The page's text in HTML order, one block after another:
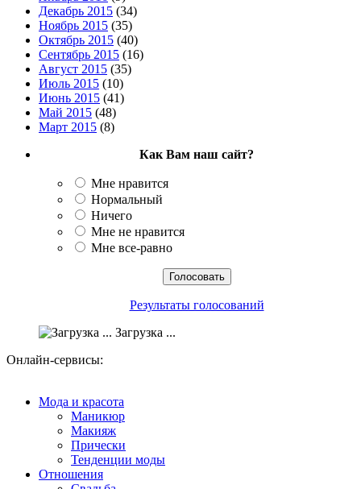
Декабрь 2015 (34)
Ноябрь 2015 (35)
Октябрь 2015 (40)
Сентябрь 2015 (16)
Август 2015 (35)
Июль 2015 (10)
Июнь 2015 (41)
Май 2015 (48)
Март 2015 (8)
Как Вам наш сайт?
Мне нравится
Нормальный
Ничего
Мне не нравится
Мне все-равно
Результаты голосований
Загрузка ...
Онлайн-сервисы:
Мода и красота
Маникюр
Макияж
Прически
Тенденции моды
Отношения